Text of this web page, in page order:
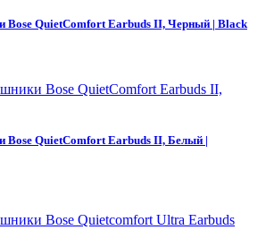
Bose QuietComfort Earbuds II, Черный | Black
Bose QuietComfort Earbuds II, Белый |